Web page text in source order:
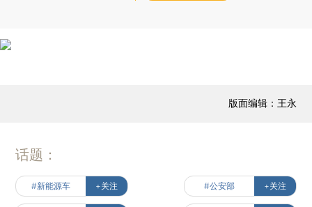
版面编辑：王永
话题：
#新能源车 +关注 #公安部 +关注